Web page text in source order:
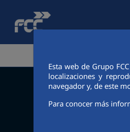
Saltar al contenido principal
Esta web de Grupo
localizaciones y
navegador y, de este
Para conocer más